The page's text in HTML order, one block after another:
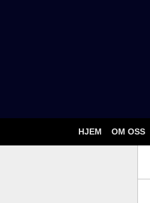
HJEM OM OSS